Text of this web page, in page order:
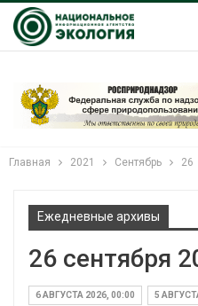
Главная 2021 Сентябрь 26
Ежедневные архивы
26 сентября
6 АВГУСТА 2026, 00:00 5